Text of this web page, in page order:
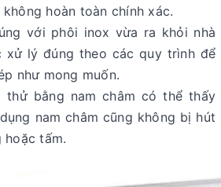
hoàn toàn chính xác.
với phôi inox vừa ra khỏi nhà
xử lý đúng theo các quy trình để
như mong muốn.
thử bằng nam châm có thể thấy
nam châm cũng không bị hút
hoặc tấm.